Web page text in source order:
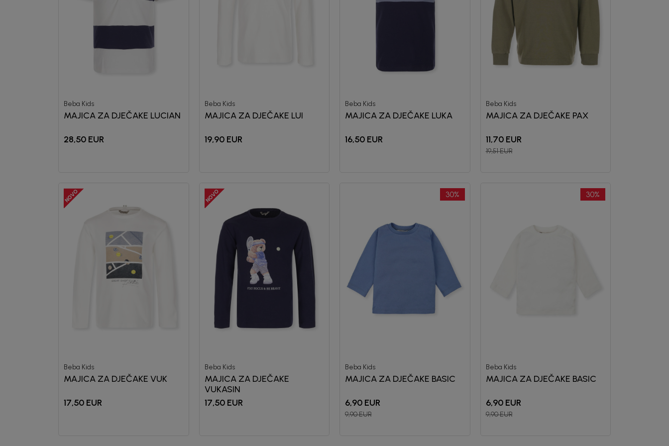
Beba Kids
MAJICA ZA DJEČAKE LUCIAN
28,50 EUR
Beba Kids
MAJICA ZA DJEČAKE LUI
19,90 EUR
Beba Kids
MAJICA ZA DJEČAKE LUKA
16,50 EUR
Beba Kids
MAJICA ZA DJEČAKE PAX
11,70 EUR
19,51EUR
Beba Kids
MAJICA ZA DJEČAKE VUK
17,50 EUR
Beba Kids
MAJICA ZA DJEČAKE
VUKASIN
17,50 EUR
30%
Beba Kids
MAJICA ZA DJEČAKE BASIC
6,90 EUR
9,90EUR
30%
Beba Kids
MAJICA ZA DJEČAKE BASIC
6,90 EUR
9,90EUR